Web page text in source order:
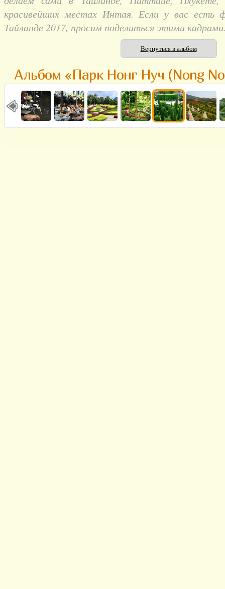
красивейших местах Интая. Если у вас есть
Тайланде 2017, просим поделиться этими
Вернуться в альбом
Альбом «Парк Нонг Нуч (Nong